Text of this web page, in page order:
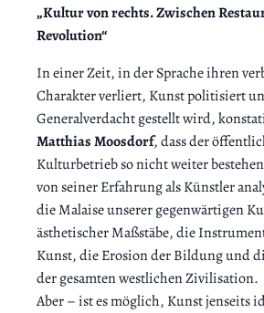
„Kultur von rechts. Zwischen
Revolution“
In einer Zeit, in der Sprache ihren
Charakter verliert, Kunst politisiert
Generalverdacht gestellt wird,
Matthias Moosdorf, dass der
Kulturbetrieb so nicht weiter
von seiner Erfahrung als Künstler
die Malaise unserer gegenwärtigen
ästhetischer Maßstäbe, die
Kunst, die Erosion der Bildung und
der gesamten westlichen Zivilisation.
Aber – ist es möglich, Kunst jenseits